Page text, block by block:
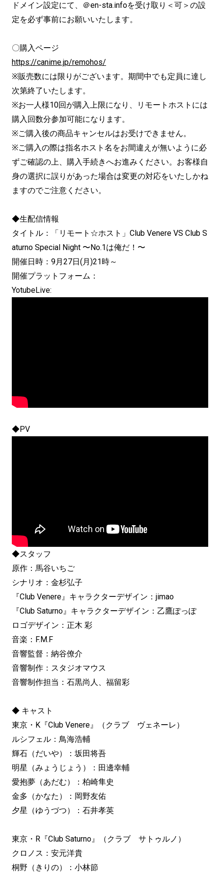
ドメイン設定にて、＠en-sta.infoを受け取り＜可＞の設
定を必ず事前にお願いいたします。
〇購入ページ
https://canime.jp/remohos/
※販売数には限りがございます。期間中でも定員に達し
次第終了いたします。
※お一人様10回が購入上限になり、リモートホストには
購入回数分参加可能になります。
※ご購入後の商品キャンセルはお受けできません。
※ご購入の際は指名ホスト名をお間違えが無いように必
ずご確認の上、購入手続きへお進みください。お客様自
身の選択に誤りがあった場合は変更の対応をいたしかね
ますのでご注意ください。
◆生配信情報
タイトル：「リモート☆ホスト」Club Venere VS Club S
aturno Special Night 〜No.1は俺だ！〜
開催日時：9月27日(月)21時～
開催プラットフォーム：
YotubeLive:
◆PV
◆スタッフ
原作：馬谷いちご
シナリオ：金杉弘子
『Club Venere』キャラクターデザイン：jimao
『Club Saturno』キャラクターデザイン：乙鷹ぽっぽ
ロゴデザイン：正木 彩
音楽：F.M.F
音響監督：納谷僚介
音響制作：スタジオマウス
音響制作担当：石黒尚人、福留彩
◆ キャスト
東京・K『Club Venere』（クラブ ヴェネーレ）
ルシフェル：鳥海浩輔
輝石（だいや）：坂田将吾
明星（みょうじょう）：田邊幸輔
愛抱夢（あだむ）：柏崎隼史
金多（かなた）：岡野友佑
夕星（ゆうづつ）：石井孝英
東京・R『Club Saturno』（クラブ サトゥルノ）
クロノス：安元洋貴
桐野（きりの）：小林節